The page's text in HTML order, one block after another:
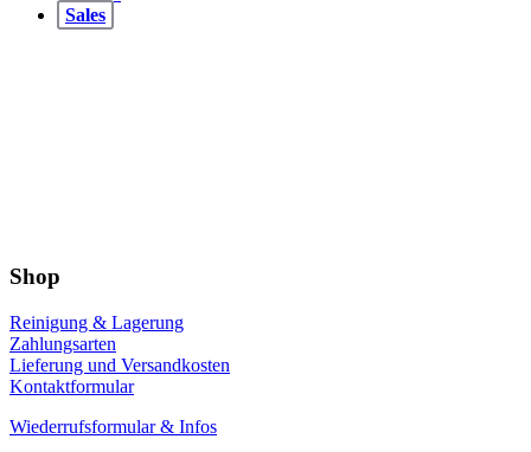
Sales
Shop
Reinigung & Lagerung
Zahlungsarten
Lieferung und Versandkosten
Kontaktformular
Wiederrufsformular & Infos